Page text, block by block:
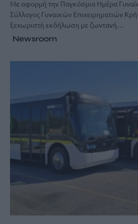
Με αφορμή την Παγκόσμια Ημέρα
Σύλλογος Γυναικών Επιχειρηματιών
ξεχωριστή εκδήλωση με ζωντανή…
Newsroom